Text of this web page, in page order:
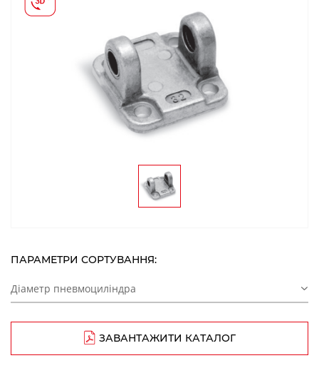
ПАРАМЕТРИ СОРТУВАННЯ:
Діаметр пневмоциліндра
ЗАВАНТАЖИТИ КАТАЛОГ